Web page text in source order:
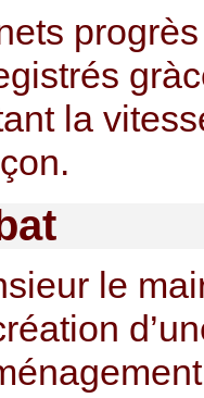
la
le